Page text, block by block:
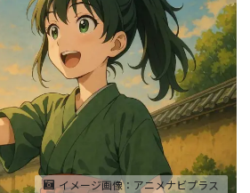
イメージ画像：アニメナビプラス